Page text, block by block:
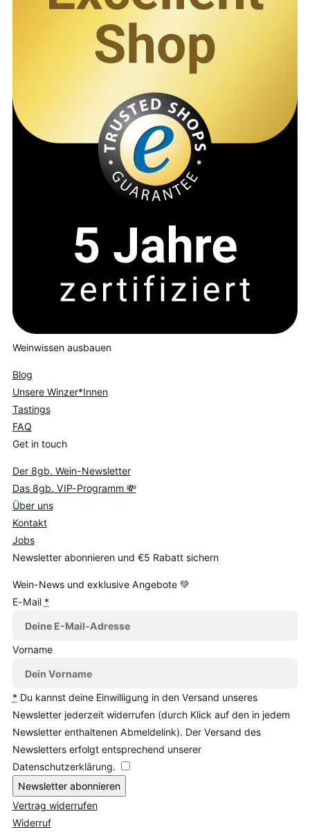
Weinwissen ausbauen
Blog
Unsere Winzer*Innen
Tastings
FAQ
Get in touch
Der 8gb. Wein-Newsletter
Das 8gb. VIP-Programm 💸
Über uns
Kontakt
Jobs
Newsletter abonnieren und €5 Rabatt sichern
Wein-News und exklusive Angebote 💚
E-Mail *
Vorname
* Du kannst deine Einwilligung in den Versand unseres
Newsletter jederzeit widerrufen (durch Klick auf den in jedem
Newsletter enthaltenen Abmeldelink). Der Versand des
Newsletters erfolgt entsprechend unserer
Datenschutzerklärung.
Newsletter abonnieren
Vertrag widerrufen
Widerruf